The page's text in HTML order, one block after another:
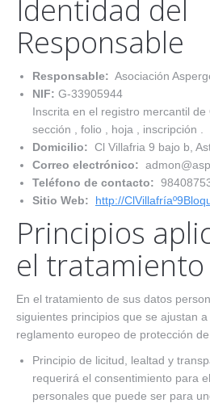
Identidad del
Responsable
Responsable: Asociación
NIF: G-33905944
Inscrita en el registro mercantil de
sección , folio , hoja , inscripción .
Domicilio: Cl Villafria 9 bajo b,
Correo electrónico:
Teléfono de contacto:
Sitio Web:
http://
Principios
el
En el tratamiento de sus datos
siguientes principios que se ajustan
reglamento europeo de protección
Principio de licitud, lealtad y
requerirá el consentimiento para
personales que puede ser para